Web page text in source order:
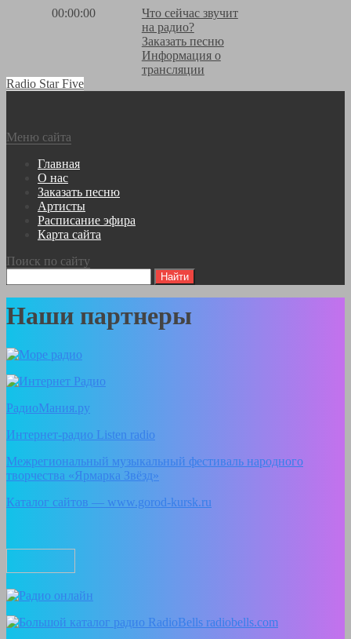
00:00:00
Что сейчас звучит
на радио?
Заказать песню
Информация о
трансляции
Radio Star Five
Меню сайта
Главная
О нас
Заказать песню
Артисты
Расписание эфира
Карта сайта
Поиск по сайту
Наши партнеры
РадиоМания.ру
Интернет-радио Listen radio
Межрегиональный музыкальный фестиваль народного
творчества «Ярмарка Звёзд»
Каталог сайтов — www.gorod-kursk.ru